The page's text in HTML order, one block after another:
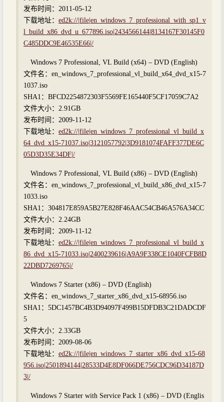
发布时间：2011-05-12
下载地址： ed2k://|file|en_windows_7_professional_with_sp1_v
l_build_x86_dvd_u_677896.iso|2434566144|8134167F30145F0
C485DDC9E46535E66|/
Windows 7 Professional, VL Build (x64) – DVD (English)
文件名：en_windows_7_professional_vl_build_x64_dvd_x15-7
1037.iso
SHA1：BFCD2254872303F5569FE165440F5CF17059C7A2
文件大小：2.91GB
发布时间：2009-11-12
下载地址： ed2k://|file|en_windows_7_professional_vl_build_x
64_dvd_x15-71037.iso|3121057792|3D9181074FAFF377DE6C
05D3D35E34DF|/
Windows 7 Professional, VL Build (x86) – DVD (English)
文件名：en_windows_7_professional_vl_build_x86_dvd_x15-7
1033.iso
SHA1：304817E859A5B27E828F46AAC54CB46A576A34CC
文件大小：2.24GB
发布时间：2009-11-12
下载地址： ed2k://|file|en_windows_7_professional_vl_build_x
86_dvd_x15-71033.iso|2400239616|A9A9F338CE1040FCFB8D
22DBD7269765|/
Windows 7 Starter (x86) – DVD (English)
文件名：en_windows_7_starter_x86_dvd_x15-68956.iso
SHA1：5DC1457BC4B3D94097F499B15DFDB3C21DADCDF
5
文件大小：2.33GB
发布时间：2009-08-06
下载地址： ed2k://|file|en_windows_7_starter_x86_dvd_x15-68
956.iso|2501894144|28533D4E8DF066DE756CDC96D34187D
3|/
Windows 7 Starter with Service Pack 1 (x86) – DVD (Englis